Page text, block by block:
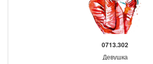
0713.302
Девушка